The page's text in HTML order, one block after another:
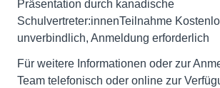
Präsentation durch kanadische
Schulvertreter:innenTeilnahme
unverbindlich, Anmeldung erforderlich
Für weitere Informationen oder zur
Team telefonisch oder online zur